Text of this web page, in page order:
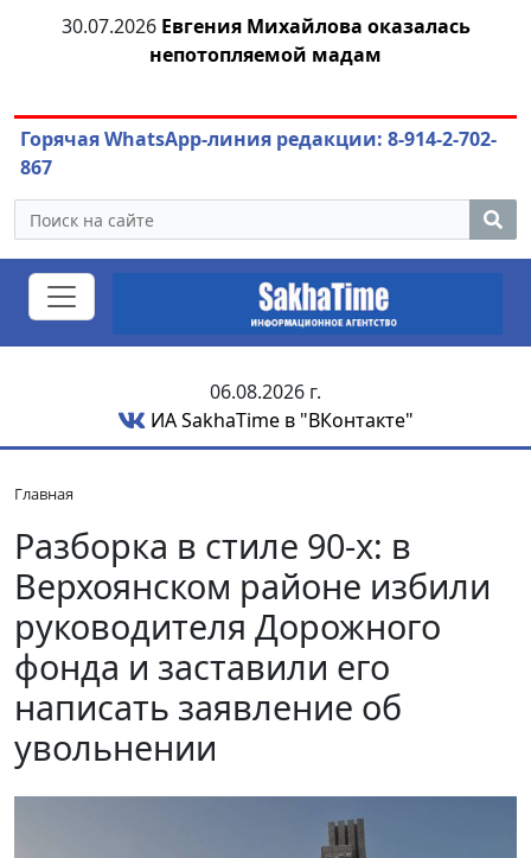
30.07.2026 Евгения Михайлова оказалась
непотопляемой мадам
Горячая WhatsApp-линия редакции: 8-914-2-702-
867
06.08.2026 г.
ИА SakhaTime в "ВКонтакте"
Главная
Разборка в стиле 90-х: в
Верхоянском районе избили
руководителя Дорожного
фонда и заставили его
написать заявление об
увольнении